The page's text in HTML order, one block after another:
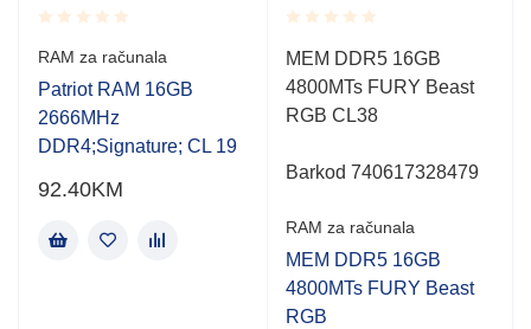
Rated
0.001
out
of
5
RAM za računala
Patriot RAM 16GB
2666MHz
DDR4;Signature; CL 19
92.40KM
Rated
0.001
out
of
5
MEM DDR5 16GB
4800MTs FURY Beast
RGB CL38
Barkod 740617328479
RAM za računala
MEM DDR5 16GB
4800MTs FURY Beast
RGB